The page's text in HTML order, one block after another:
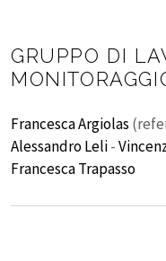
GRUPPO DI
Francesca Argiolas
Alessandro Leli-
Francesca Trapasso